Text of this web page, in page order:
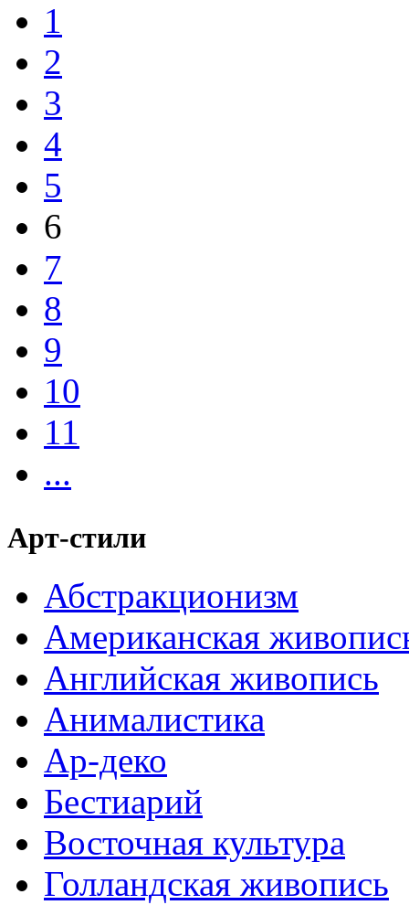
1
2
3
4
5
6
7
8
9
10
11
...
Арт-стили
Абстракционизм
Американская
Английская живопись
Анималистика
Ар-деко
Бестиарий
Восточная культура
Голландская живопись